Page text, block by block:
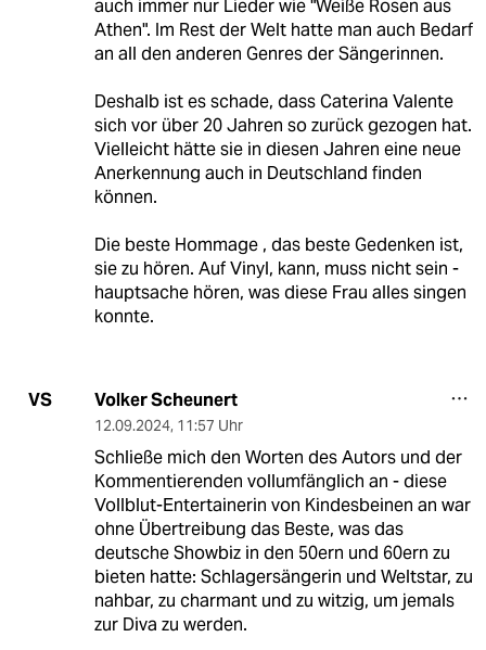
auch immer nur Lieder wie "Weiße Rosen aus
Athen". Im Rest der Welt hatte man auch Bedarf
an all den anderen Genres der Sängerinnen.
Deshalb ist es schade, dass Caterina Valente
sich vor über 20 Jahren so zurück gezogen hat.
Vielleicht hätte sie in diesen Jahren eine neue
Anerkennung auch in Deutschland finden
können.
Die beste Hommage , das beste Gedenken ist,
sie zu hören. Auf Vinyl, kann, muss nicht sein -
hauptsache hören, was diese Frau alles singen
konnte.
VS Volker Scheunert
12.09.2024, 11:57 Uhr
Schließe mich den Worten des Autors und der
Kommentierenden vollumfänglich an - diese
Vollblut-Entertainerin von Kindesbeinen an war
ohne Übertreibung das Beste, was das
deutsche Showbiz in den 50ern und 60ern zu
bieten hatte: Schlagersängerin und Weltstar, zu
nahbar, zu charmant und zu witzig, um jemals
zur Diva zu werden.